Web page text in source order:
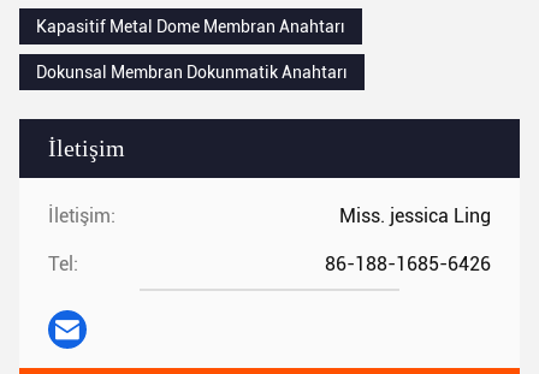
İletişim
İletişim: Miss. jessica Ling
Tel: 86-188-1685-6426
Kapasitif Metal Dome Membran Anahtarı
Dokunsal Membran Dokunmatik Anahtarı